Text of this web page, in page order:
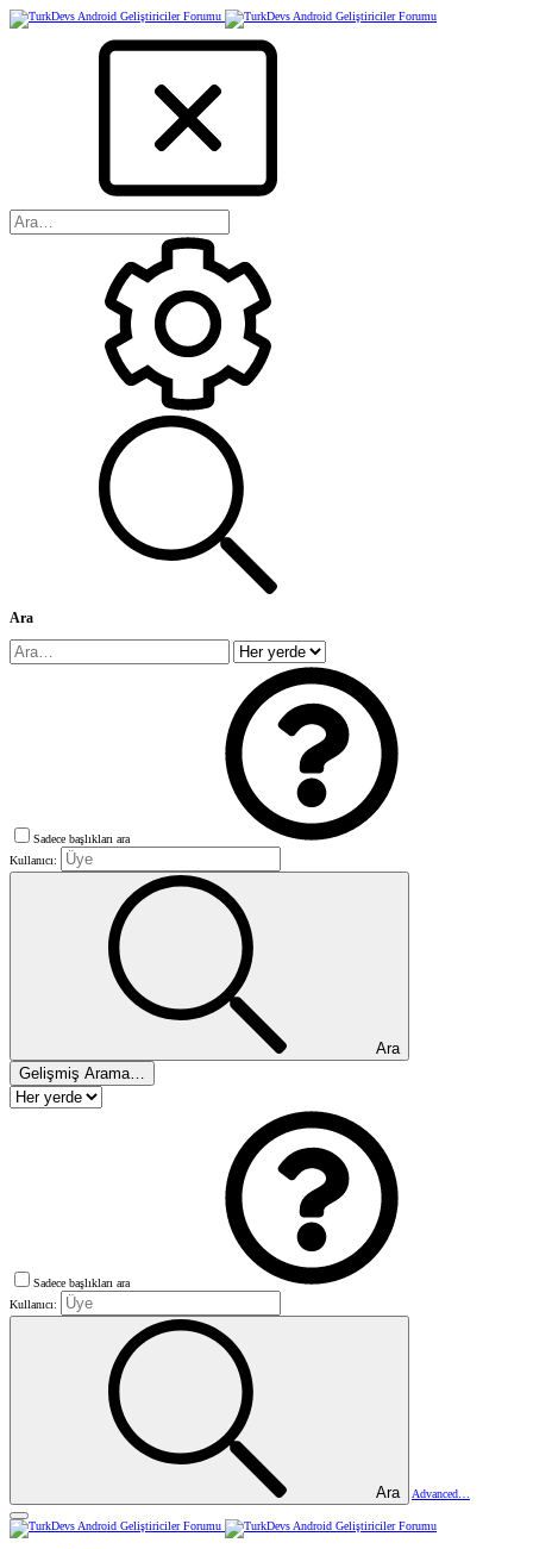
Ara
Sadece başlıkları ara
Kullanıcı:
Ara
Gelişmiş Arama…
Sadece başlıkları ara
Kullanıcı:
Ara Advanced…